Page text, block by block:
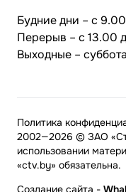
Будние дни – с
Перерыв – с 13.00
Выходные –
2002—2026 © ЗАО
использовании
«ctv.by» обязательна.
Политика
Создание сайта -